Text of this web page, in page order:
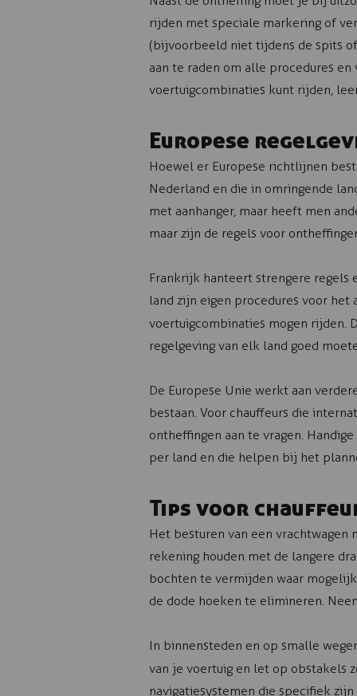
rijden met speciale markering of
(bijvoorbeeld niet tijdens de spits
aan te raden om alle procedures
voertuigcombinaties kunt rijden,
Europese
Hoewel er Europese richtlijnen
Nederland en die in omringende
met aanhanger, maar heeft men
maar zijn de regels voor
Frankrijk hanteert strengere regels
land zijn eigen procedures voor
voertuigcombinaties mogen rijden.
regelgeving van elk land goed
De Europese Unie werkt aan
bestaan. Voor chauffeurs die
ontheffingen aan te vragen.
per land en die helpen bij het
Tips voor
Het besturen van een
rekening houden met de langere
bochten te vermijden waar
de dode hoeken te elimineren.
In binnensteden en op smalle
van je voertuig en let op obstakels
navigatiesystemen die specifiek